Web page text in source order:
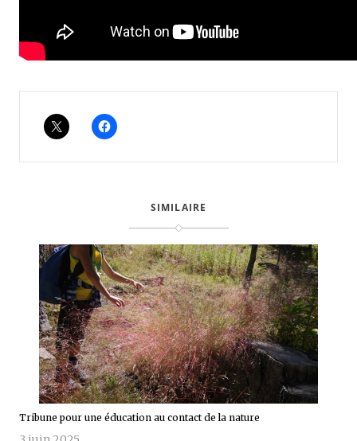
SIMILAIRE
Tribune pour une éducation au contact de la nature